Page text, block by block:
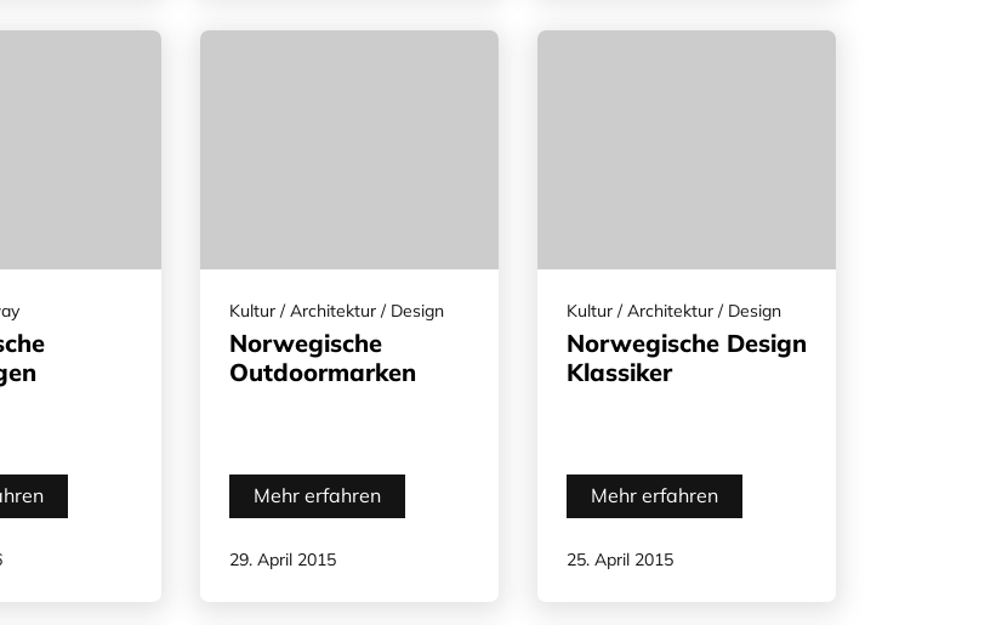
Kultur / Architektur / Design
Norwegische
Outdoormarken
Mehr erfahren
29. April 2015
Kultur / Architektur / Design
Norwegische Design
Klassiker
Mehr erfahren
25. April 2015